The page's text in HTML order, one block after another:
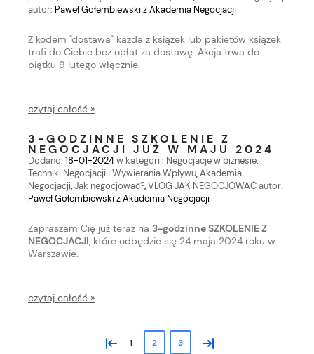
autor: Paweł Gołembiewski z Akademia Negocjacji
Z kodem "dostawa" każda z książek lub pakietów książek
trafi do Ciebie bez opłat za dostawę. Akcja trwa do
piątku 9 lutego włącznie.
czytaj całość »
3-GODZINNE SZKOLENIE Z
NEGOCJACJI JUŻ W MAJU 2024
Dodano: 18-01-2024w kategorii: Negocjacje w biznesie,
Techniki Negocjacji i Wywierania Wpływu,Akademia
Negocjacji,Jak negocjować?,VLOG JAK NEGOCJOWAĆautor:
Paweł Gołembiewski z Akademia Negocjacji
Zapraszam Cię już teraz na 3-godzinne SZKOLENIE Z
NEGOCJACJI, które odbędzie się 24 maja 2024 roku w
Warszawie.
czytaj całość »
« 1 2 3 »